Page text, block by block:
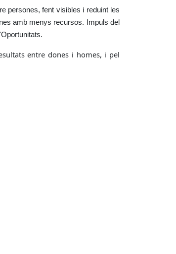
persones, fent visibles i reduint les
amb menys recursos. Impuls del
entre dones i homes, i pel